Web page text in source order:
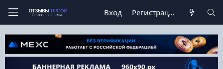
Вход Регистрация